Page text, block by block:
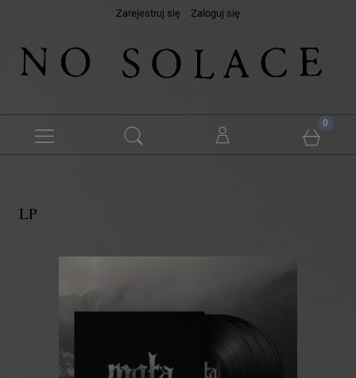
Zarejestruj się Zaloguj się
LP